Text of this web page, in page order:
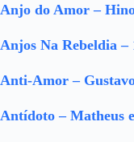
Anjo do Amor –
Anjos Na Rebeldia –
Anti-Amor –
Antídoto – Matheus